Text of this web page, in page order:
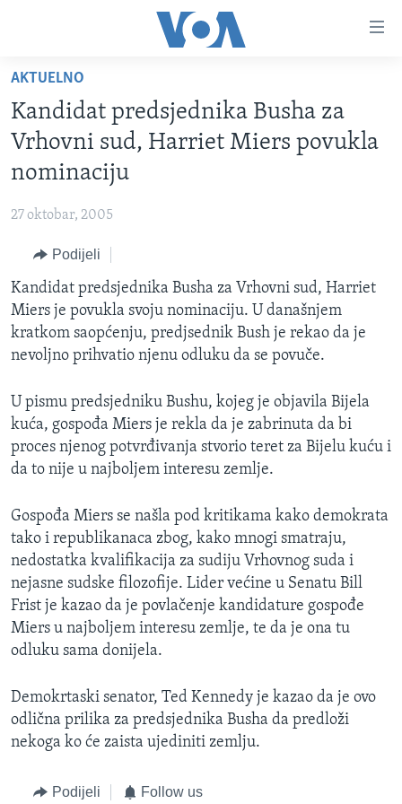
glavni
sadržaj
Pređi
glavnu
Idi
pretragu
TV PROGRAM
VIDEO
FOTOGRAFIJE DANA
SJEDINJENE AMERIČKE DRŽAVE
BOSNA I HERCEGOVINA
SVIJET
NAUKA I TEHNOLOGIJA
SPECIJALNI PROJEKTI
KORUPCIJA
SLOBODA MEDIJA
ŽENSKA STRANA
MAGAZIN
O GLASU AMERIKE
PRATITE NAS
Jezici
AKTUELNO
Kandidat predsjednika Busha za
Vrhovni sud, Harriet Miers povukla
nominaciju
27 oktobar, 2005
Podijeli
Kandidat predsjednika Busha za Vrhovni sud, Harriet
Miers je povukla svoju nominaciju. U današnjem
kratkom saopćenju, predjsednik Bush je rekao da je
nevoljno prihvatio njenu odluku da se povuče.
U pismu predsjedniku Bushu, kojeg je objavila Bijela
kuća, gospođa Miers je rekla da je zabrinuta da bi
proces njenog potvrđivanja stvorio teret za Bijelu kuću i
da to nije u najboljem interesu zemlje.
Gospođa Miers se našla pod kritikama kako demokrata
tako i republikanaca zbog, kako mnogi smatraju,
nedostatka kvalifikacija za sudiju Vrhovnog suda i
nejasne sudske filozofije. Lider većine u Senatu Bill
Frist je kazao da je povlačenje kandidature gospođe
Miers u najboljem interesu zemlje, te da je ona tu
odluku sama donijela.
Demokrtaski senator, Ted Kennedy je kazao da je ovo
odlična prilika za predsjednika Busha da predloži
nekoga ko će zaista ujediniti zemlju.
Podijeli Follow us